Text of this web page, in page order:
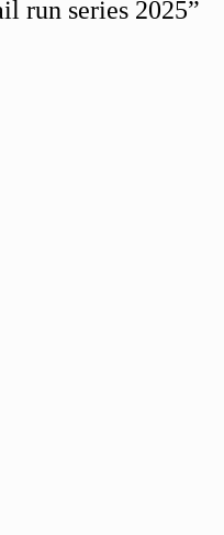
run series 2025”